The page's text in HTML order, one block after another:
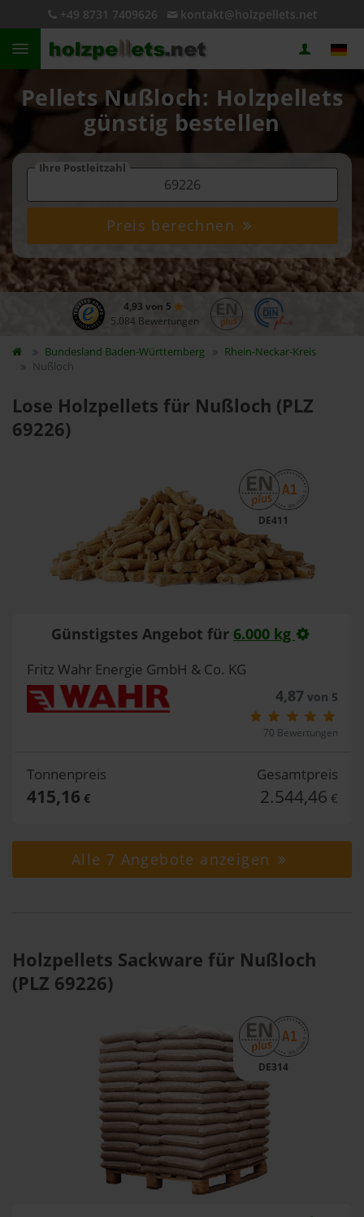
+49 8731 7409626 kontakt@holzpellets.net
Pellets Nußloch: Holzpellets
günstig bestellen
Ihre Postleitzahl
Preis berechnen
4,93 von 5
5.084 Bewertungen
Bundesland Baden-Württemberg
Rhein-Neckar-Kreis
Nußloch
Lose Holzpellets für Nußloch (PLZ
69226)
DE411
Günstigstes Angebot für 6.000 kg
Fritz Wahr Energie GmbH & Co. KG
4,87von 5
70 Bewertungen
Tonnenpreis
415,16 €
Gesamtpreis
2.544,46 €
Alle 7 Angebote anzeigen
Holzpellets Sackware für Nußloch
(PLZ 69226)
DE314